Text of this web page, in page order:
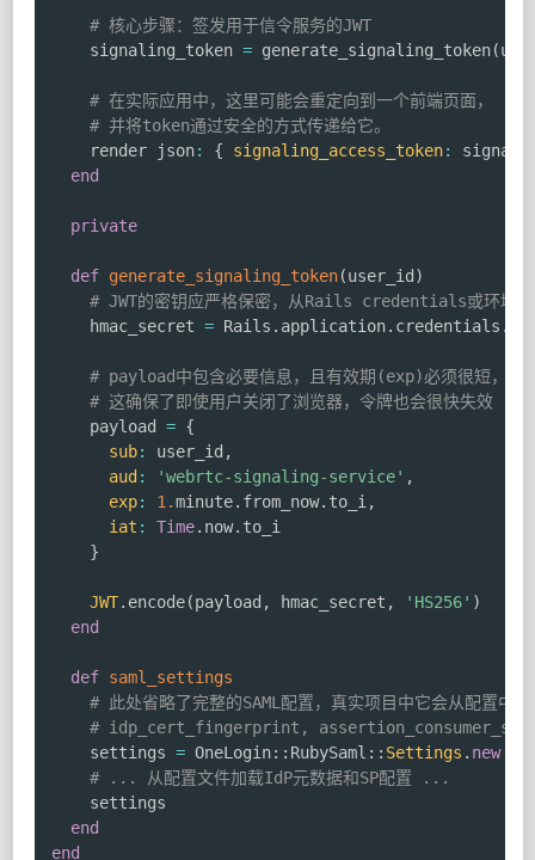
# 核心步骤：签发用于信令服务的JWT
    signaling_token
= generate_signaling_token(
# 在实际应用中，这里可能会重定向到一个前端页面，
# 并将token通过安全的方式传递给它。
    render json
: { signaling_access_token:
end
private
def generate_signaling_token(user_id )
# JWT的密钥应严格保密，从Rails credentials或环境变
    hmac_secret
= Rails . application. credentials .
# payload中包含必要信息，且有效期(exp)必须很短，例
# 这确保了即使用户关闭了浏览器，令牌也会很快失效
    payload
= {
sub: user_id ,
aud : 'webrtc-signaling-service' ,
exp: 1.minute. from_now. to_i ,
iat : Time. now. to_i
}
JWT. encode(payload , hmac_secret , 'HS256' )
end
def saml_settings
# 此处省略了完整的SAML配置，真实项目中它会从配置中加
# idp_cert_fingerprint,
    settings
= OneLogin:: RubySaml :: Settings . new
# ... 从配置文件加载IdP元数据和SP配置 ...
    settings
end
end